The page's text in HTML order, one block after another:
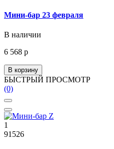
Мини-бар 23 февраля
В наличии
6 568 р
В корзину
БЫСТРЫЙ ПРОСМОТР
(0)
1
91526